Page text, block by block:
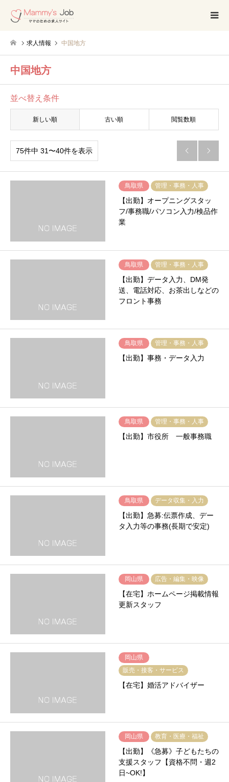
求人情報 中国地方
中国地方
並べ替え条件
新しい順 古い順 閲覧数順
75件中 31〜40件を表示  
鳥取県 管理・事務・人事
【出勤】オープニングスタッ
フ/事務職/パソコン入力/検品作
業
鳥取県 管理・事務・人事
【出勤】データ入力、DM発
送、電話対応、お茶出しなどの
フロント事務
鳥取県 管理・事務・人事
【出勤】事務・データ入力
鳥取県 管理・事務・人事
【出勤】市役所 一般事務職
鳥取県 データ収集・入力
【出勤】急募:伝票作成、デー
タ入力等の事務(長期で安定)
岡山県 広告・編集・映像
【在宅】ホームページ掲載情報
更新スタッフ
岡山県
販売・接客・サービス
【在宅】婚活アドバイザー
岡山県 教育・医療・福祉
【出勤】《急募》子どもたちの
支援スタッフ【資格不問・週2
日~OK!】